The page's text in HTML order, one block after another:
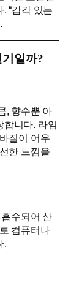
“감각 있는
일까?
, 향수뿐 아
합니다. 라임
질이 어우
한 느낌을
수되어 산
컴퓨터나
.